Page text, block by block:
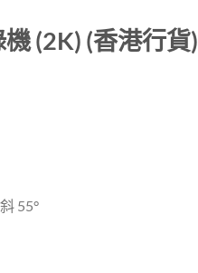
(2K) (香港行貨)
55°